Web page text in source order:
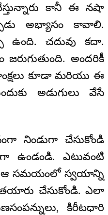
కానీ ఈ నషా
అభ్యాసం కావాలి.
ఉంది. చదువు కదా.
జరుగుతుంది. అందరికీ
కూడా మరియు ఈ
అడుగులు వేసే
నిండుగా చేసుకోండి
ఎటువంటి
ఆ సమయంలో స్వయాన్ని
చేసుకోండి. ఎలా
కిరీటధారి